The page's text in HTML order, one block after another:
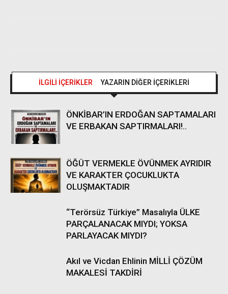
İLGİLİ İÇERİKLER YAZARIN DİĞER İÇERİKLERİ
ÖNKİBAR’IN ERDOĞAN SAPTAMALARI
VE ERBAKAN SAPTIRMALARI!..
ÖĞÜT VERMEKLE ÖVÜNMEK AYRIDIR
VE KARAKTER ÇOCUKLUKTA
OLUŞMAKTADIR
“Terörsüz Türkiye” Masalıyla ÜLKE
PARÇALANACAK MIYDI; YOKSA
PARLAYACAK MIYDI?
Akıl ve Vicdan Ehlinin MİLLİ ÇÖZÜM
MAKALESİ TAKDİRİ